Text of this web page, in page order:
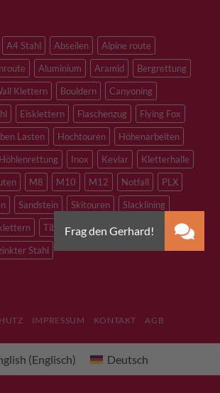
A4 Stahl Abseilen
Alpine route
Aluminium Aramid
Bergrettung
Klettern Bouldern
Canyoning
Eisklettern Flaschenzug
Flying Fox
Lasten Hochtouren
Höhenarbeiten
Höhlenrettung Inox Kevlar
Kletterhalle
M8 M10 M12 Notfall
PLX
Sandstein Skitouren
Slacklining
Tibetan Bridge
Titan
Stahl
IMPRESSUM KONTAKT AGB
(Englisch) Deutsch